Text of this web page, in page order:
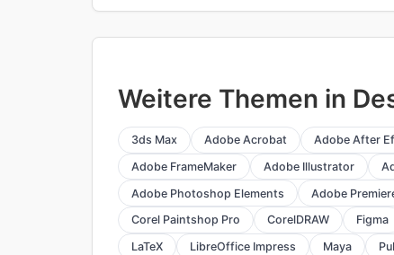
Weitere Themen in
3ds Max Adobe Acrobat Adobe After
Adobe FrameMaker
Adobe Illustrator
Adobe Photoshop Elements
Adobe
Corel Paintshop Pro
CorelDRAW Figma
LaTeX
LibreOffice Impress Maya